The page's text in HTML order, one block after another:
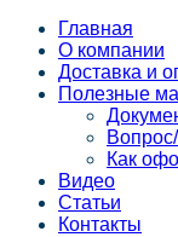
Главная
О компании
Доставка и
Полезные
Как
Видео
Статьи
Контакты